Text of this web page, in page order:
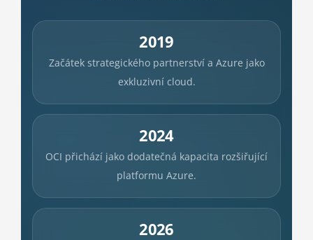
2019
Začátek strategického partnerství a Azure jako
exkluzivní cloud.
2024
OCI přichází jako dodatečná kapacita rozšiřující
platformu Azure.
2026